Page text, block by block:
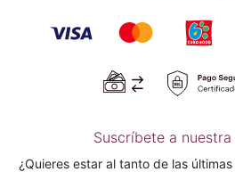
Suscríbete a
¿Quieres estar al tanto de las